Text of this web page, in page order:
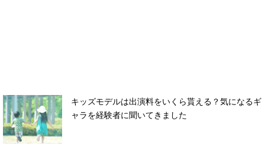
キッズモデルは出演料をいくら貰える？気になるギ
ャラを経験者に聞いてきました